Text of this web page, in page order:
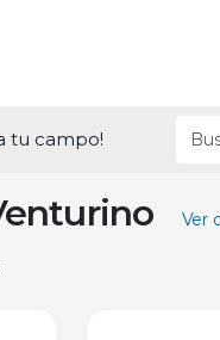
tu campo!
Ver